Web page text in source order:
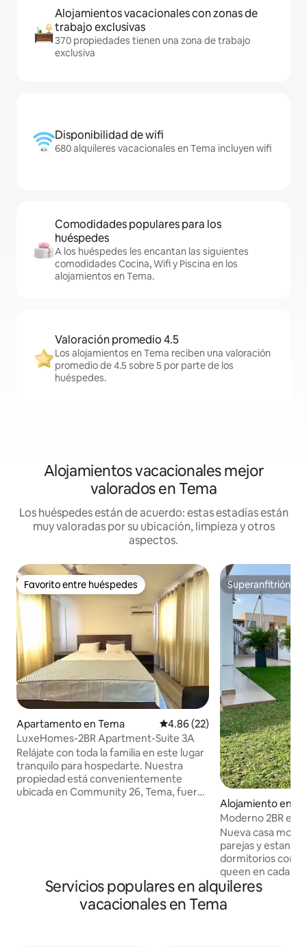
Alojamientos vacacionales con zonas de
trabajo exclusivas
370 propiedades tienen una zona de trabajo
exclusiva
Disponibilidad de wifi
680 alquileres vacacionales en Tema incluyen wifi
Comodidades populares para los
huéspedes
A los huéspedes les encantan las siguientes
comodidades Cocina, Wifi y Piscina en los
alojamientos en Tema.
Valoración promedio 4.5
Los alojamientos en Tema reciben una valoración
promedio de 4.5 sobre 5 por parte de los
huéspedes.
Alojamientos vacacionales mejor
valorados en Tema
Los huéspedes están de acuerdo: estas estadías están
muy valoradas por su ubicación, limpieza y otros
aspectos.
Favorito entre huéspedes
Favorito entre huéspedes
Apartamento en Tema Calificación promedio: 4.86 de
4.86 (22)
LuxeHomes-2BR Apartment-Suite 3A
Relájate con toda la familia en este lugar
tranquilo para hospedarte. Nuestra
propiedad está convenientemente
ubicada en Community 26, Tema, fuera
amueblada y equipada con tres unidades
de aire acondicionado LG, una lavadora,
electrodomésticos de acero inoxidable,
Superanfitrión
Superanfitrión
Alojamiento en
Moderno 2BR en
Generador
Nueva casa
parejas y
dormitorios con
queen en cada
disponible (si es
conectar bien
Akosombo y Prampram. 1.
Servicios populares en alquileres
vacacionales en Tema